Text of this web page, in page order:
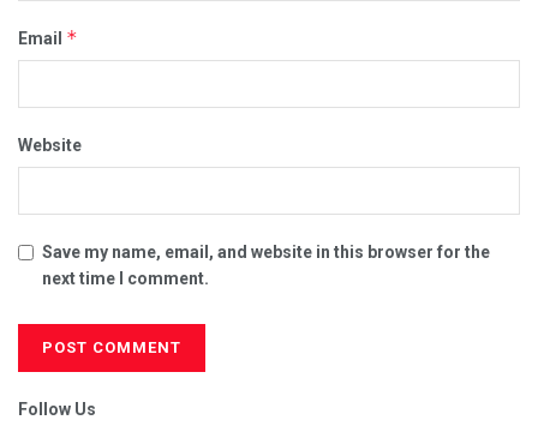
Email *
Website
Save my name, email, and website in this browser for the
next time I comment.
Follow Us